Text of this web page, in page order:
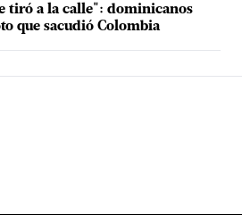
tiró a la calle": dominicanos
que sacudió Colombia